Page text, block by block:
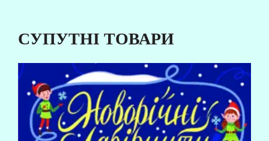
СУПУТНІ ТОВАРИ